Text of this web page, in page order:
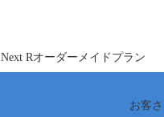
Next Rオーダーメイドプラン
お客